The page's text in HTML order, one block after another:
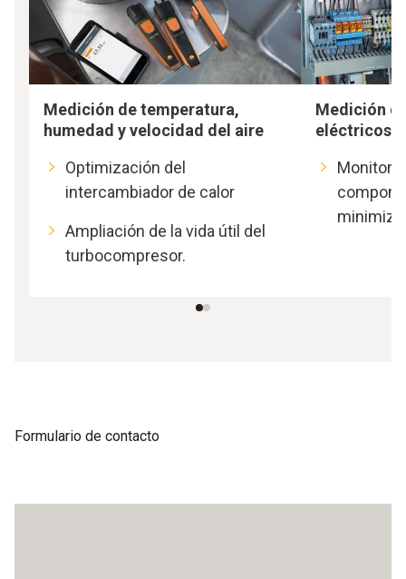
Medición de temperatura,
humedad y velocidad del aire
Optimización del
intercambiador de calor
Ampliación de la vida útil del
turbocompresor.
Medición
eléctricos
Formulario de contacto